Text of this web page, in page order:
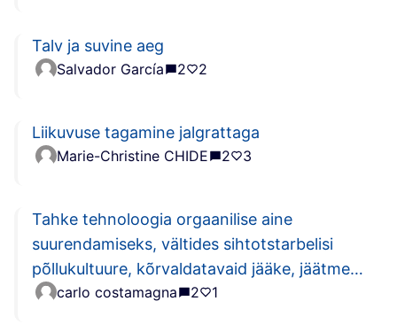
Talv ja suvine aeg
Salvador García 2 2
Liikuvuse tagamine jalgrattaga
Marie-Christine CHIDE 2 3
Tahke tehnoloogia orgaanilise aine
suurendamiseks, vältides sihtotstarbelisi
põllukultuure, kõrvaldatavaid jääke, jäätmete
ja vee saastumist
carlo costamagna 2 1